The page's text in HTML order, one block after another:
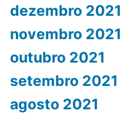
dezembro 2021
novembro 2021
outubro 2021
setembro 2021
agosto 2021